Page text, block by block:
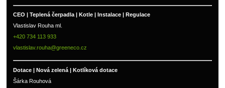
CEO | Teplená čerpadla | Kotle | Instalace | Regulace
Vlastislav Rouha ml.
+420 734 113 933
vlastislav.rouha@greeneco.cz
Dotace | Nová zelená | Kotlíková dotace
Šárka Rouhová